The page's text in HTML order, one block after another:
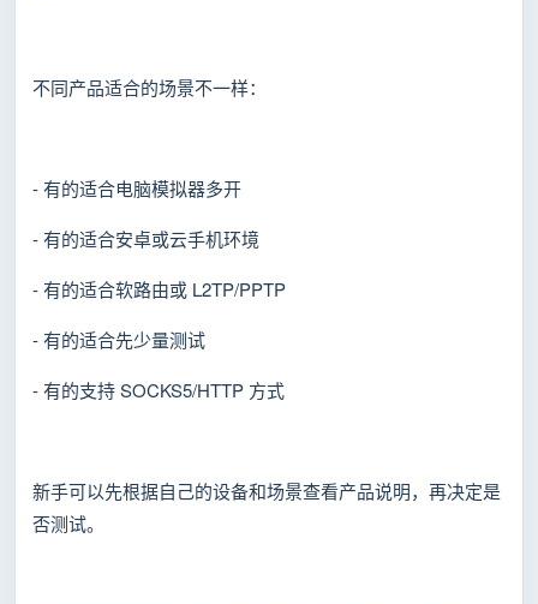
不同产品适合的场景不一样：
- 有的适合电脑模拟器多开
- 有的适合安卓或云手机环境
- 有的适合软路由或 L2TP/PPTP
- 有的适合先少量测试
- 有的支持 SOCKS5/HTTP 方式
新手可以先根据自己的设备和场景查看产品说明，再决定是
否测试。